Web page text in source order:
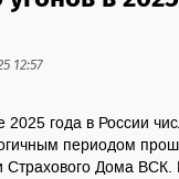
12:57
2025 года в России
периодом
Страхового Дома